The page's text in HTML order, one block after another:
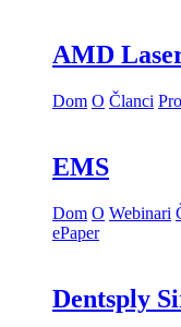
AMD
Dom O Članci
EMS
Dom O Webinari
ePaper
Dentsply